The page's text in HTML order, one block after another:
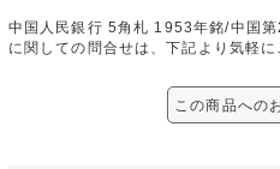
中国人民銀行 5角札 1953年銘/中国
に関しての問合せは、下記より気軽に
この商品への